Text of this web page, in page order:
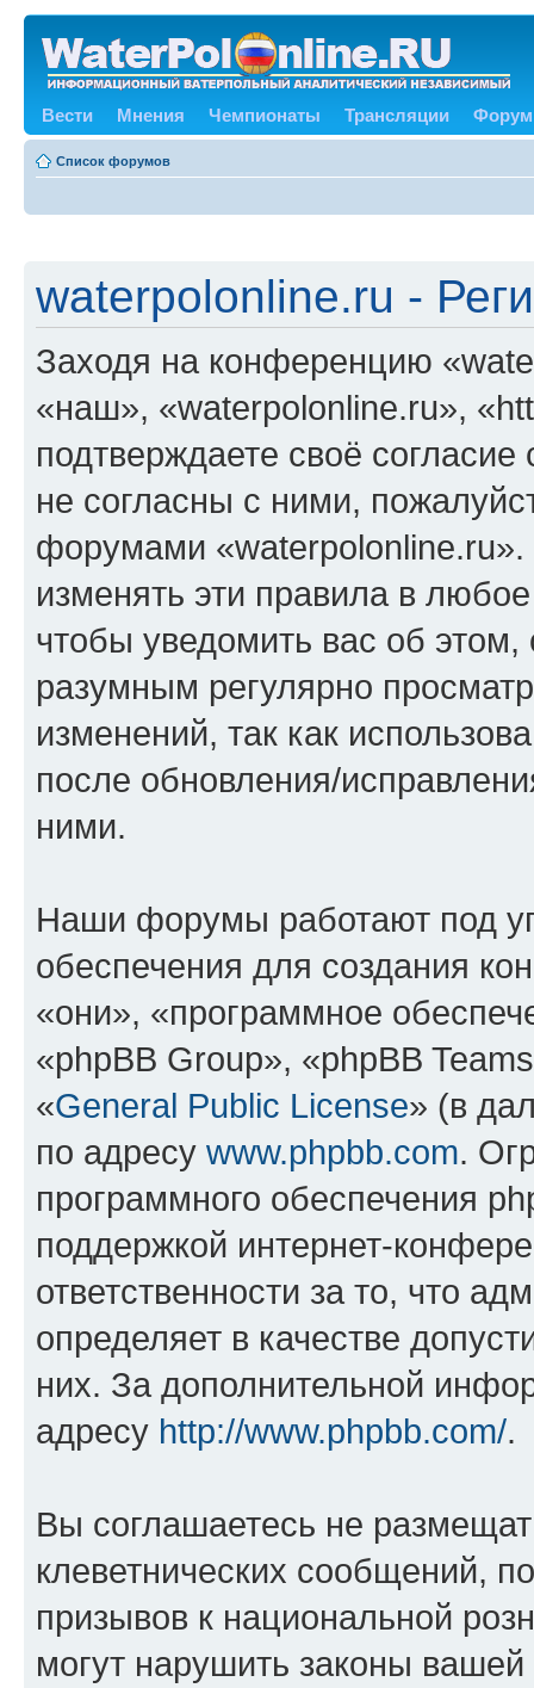
Вести Мнения Чемпионаты Трансляции Форум
Список форумов
waterpolonline.ru -
Заходя на конференцию
«наш», «waterpolonline.ru»,
подтверждаете своё
не согласны с ними,
форумами
изменять эти правила в
чтобы уведомить вас об
разумным регулярно
изменений, так как
после обновления/
ними.
Наши форумы работают под
обеспечения для создания
«они», «программное
«phpBB Group», «phpBB
«General Public License» (в
по адресу www.phpbb.com.
программного обеспечения
поддержкой интернет-
ответственности за то, что
определяет в качестве
них. За дополнительной
адресу http://www.phpbb.com/.
Вы соглашаетесь не
клеветнических сообщений,
призывов к национальной
могут нарушить законы